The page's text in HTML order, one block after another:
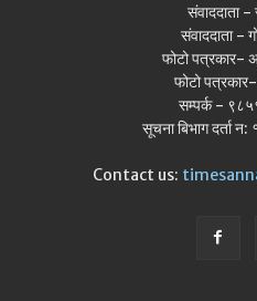
संवाददाता -
संवाददाता -
फोटो पत्रकार-
फोटो
सम्पर्क -
सूचना बिभाग दर्ता
Contact us: